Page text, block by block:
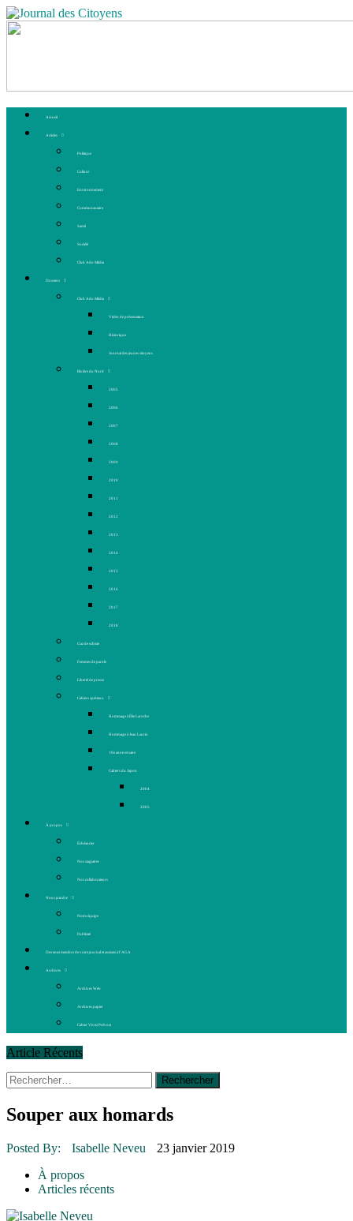
Accueil
Articles
Politique
Culture
Environnement
Communautaire
Santé
Société
Club Ado Média
Dossiers
Club Ado Média
Vidéo de présentation
Historique
Journal des jeunes citoyens
Rivière du Nord
2005
2006
2007
2008
2009
2010
2011
2012
2013
2014
2015
2016
2017
2018
Gaz de schiste
Femmes de parole
Liberté de presse
Cahiers spéciaux
Hommage à Élie Laroche
Hommage à Jean Laurin
10e anniversaire
Cahiers du Japon
2004
2005
À propos
Échéancier
Nos stagiaires
Nos collaborateurs
Nous joindre
Notre équipe
Publicité
Devenez membre de votre journal et assistez à l’AGA
Archives
Archives Web
Archives papier
Cahier Vivez Prévost
Article Récents
14 octobre 2015
La course de boîtes à savon du club
Le rendez-vous des bolides
30 juin 2015 | Fantaisie et créativité en mode jeunesse
16 juillet 2026 | CULTURE
16 juillet 2026
16 juillet 2026
16 juillet 2026 |
Rechercher :
Souper aux homards
Posted By: Isabelle Neveu
23 janvier 2019
À propos
Articles récents